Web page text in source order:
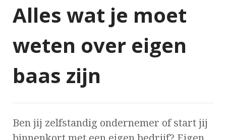
​Alles wat je moet
weten over eigen
baas zijn
Ben jij zelfstandig ondernemer of start jij